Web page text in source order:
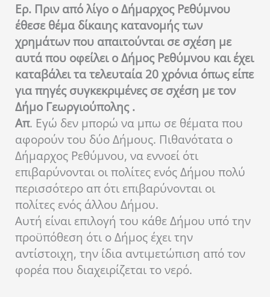
Ερ. Πριν από λίγο ο Δήμαρχος Ρεθύμνου
έθεσε θέμα δίκαιης κατανομής των
χρημάτων που απαιτούνται σε σχέση με
αυτά που οφείλει ο Δήμος Ρεθύμνου και έχει
καταβάλει τα τελευταία 20 χρόνια όπως είπε
για πηγές συγκεκριμένες σε σχέση με τον
Δήμο Γεωργιούπολης .
Απ. Εγώ δεν μπορώ να μπω σε θέματα που
αφορούν του δύο Δήμους. Πιθανότατα ο
Δήμαρχος Ρεθύμνου, να εννοεί ότι
επιβαρύνονται οι πολίτες ενός Δήμου πολύ
περισσότερο απ ότι επιβαρύνονται οι
πολίτες ενός άλλου Δήμου.
Αυτή είναι επιλογή του κάθε Δήμου υπό την
προϋπόθεση ότι ο Δήμος έχει την
αντίστοιχη, την ίδια αντιμετώπιση από τον
φορέα που διαχειρίζεται το νερό.